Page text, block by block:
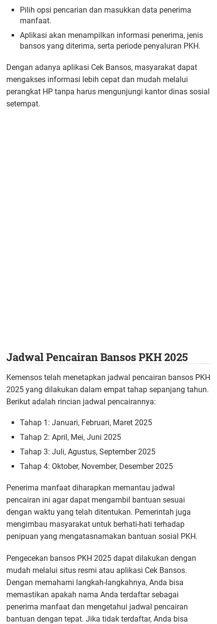
Pilih opsi pencarian dan masukkan data penerima
manfaat.
Aplikasi akan menampilkan informasi penerima, jenis
bansos yang diterima, serta periode penyaluran PKH.
Dengan adanya aplikasi Cek Bansos, masyarakat dapat
mengakses informasi lebih cepat dan mudah melalui
perangkat HP tanpa harus mengunjungi kantor dinas sosial
setempat.
Jadwal Pencairan Bansos PKH 2025
Kemensos telah menetapkan jadwal pencairan bansos PKH
2025 yang dilakukan dalam empat tahap sepanjang tahun.
Berikut adalah rincian jadwal pencairannya:
Tahap 1: Januari, Februari, Maret 2025
Tahap 2: April, Mei, Juni 2025
Tahap 3: Juli, Agustus, September 2025
Tahap 4: Oktober, November, Desember 2025
Penerima manfaat diharapkan memantau jadwal
pencairan ini agar dapat mengambil bantuan sesuai
dengan waktu yang telah ditentukan. Pemerintah juga
mengimbau masyarakat untuk berhati-hati terhadap
penipuan yang mengatasnamakan bantuan sosial PKH.
Pengecekan bansos PKH 2025 dapat dilakukan dengan
mudah melalui situs resmi atau aplikasi Cek Bansos.
Dengan memahami langkah-langkahnya, Anda bisa
memastikan apakah nama Anda terdaftar sebagai
penerima manfaat dan mengetahui jadwal pencairan
bantuan dengan tepat. Jika tidak terdaftar, Anda bisa